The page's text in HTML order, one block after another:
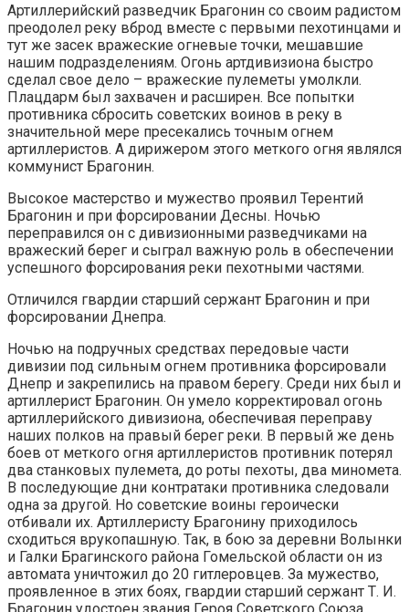
Артиллерийский разведчик Брагонин со своим радистом
преодолел реку вброд вместе с первыми пехотинцами и
тут же засек вражеские огневые точки, мешавшие
нашим подразделениям. Огонь артдивизиона быстро
сделал свое дело – вражеские пулеметы умолкли.
Плацдарм был захвачен и расширен. Все попытки
противника сбросить советских воинов в реку в
значительной мере пресекались точным огнем
артиллеристов. А дирижером этого меткого огня являлся
коммунист Брагонин.
Высокое мастерство и мужество проявил Терентий
Брагонин и при форсировании Десны. Ночью
переправился он с дивизионными разведчиками на
вражеский берег и сыграл важную роль в обеспечении
успешного форсирования реки пехотными частями.
Отличился гвардии старший сержант Брагонин и при
форсировании Днепра.
Ночью на подручных средствах передовые части
дивизии под сильным огнем противника форсировали
Днепр и закрепились на правом берегу. Среди них был и
артиллерист Брагонин. Он умело корректировал огонь
артиллерийского дивизиона, обеспечивая переправу
наших полков на правый берег реки. В первый же день
боев от меткого огня артиллеристов противник потерял
два станковых пулемета, до роты пехоты, два миномета.
В последующие дни контратаки противника следовали
одна за другой. Но советские воины героически
отбивали их. Артиллеристу Брагонину приходилось
сходиться врукопашную. Так, в бою за деревни Волынки
и Галки Брагинского района Гомельской области он из
автомата уничтожил до 20 гитлеровцев. За мужество,
проявленное в этих боях, гвардии старший сержант Т. И.